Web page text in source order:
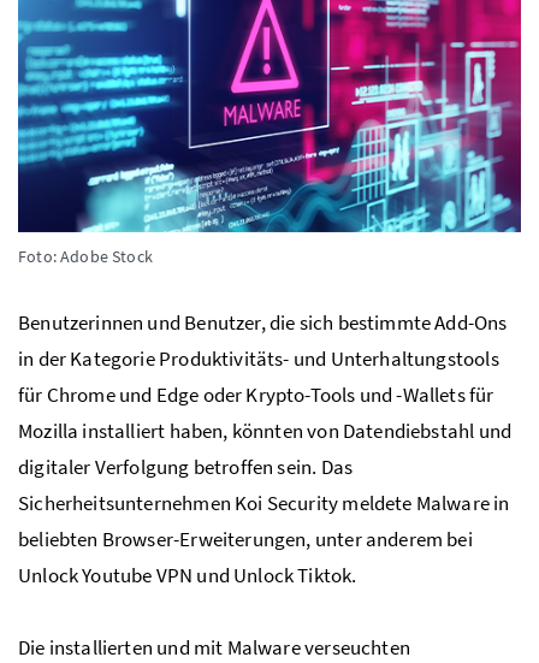
Foto: Adobe Stock
Benutzerinnen und Benutzer, die sich bestimmte Add-Ons
in der Kategorie Produktivitäts- und Unterhaltungstools
für Chrome und Edge oder Krypto-Tools und -Wallets für
Mozilla installiert haben, könnten von Datendiebstahl und
digitaler Verfolgung betroffen sein. Das
Sicherheitsunternehmen Koi Security meldete Malware in
beliebten Browser-Erweiterungen, unter anderem bei
Unlock Youtube VPN und Unlock Tiktok.
Die installierten und mit Malware verseuchten